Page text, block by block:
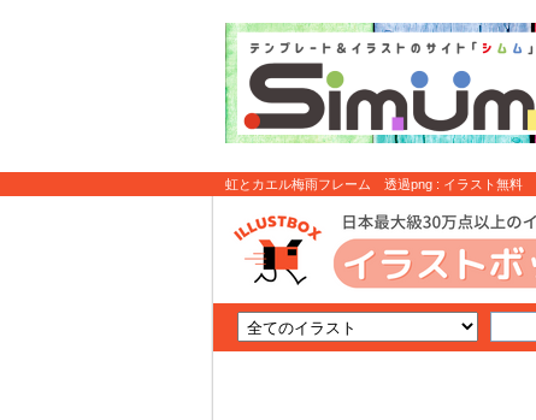
虹とカエル梅雨フレーム 透過png : イラスト無料